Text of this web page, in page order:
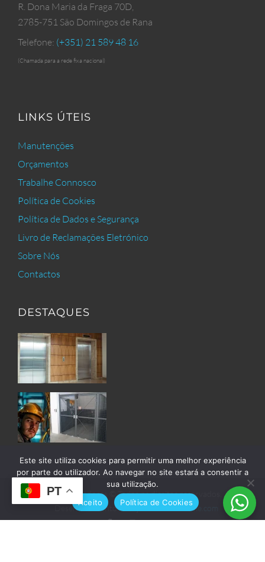
R. Dona Maria da Fraga 70D,
2785-751 São Domingos de Rana
Telefone: (+351) 21 589 48 16
(Chamada para a rede fixa nacional)
LINKS ÚTEIS
Manutenções
Orçamentos
Trabalhe Connosco
Política de Cookies
Política de Dados e Segurança
Livro de Reclamações Eletrónico
Sobre Nós
Contactos
DESTAQUES
Ascensilis Elevadores © Todos os direitos reservados. |
Desenvolvimento e Alojamento:Teunome.com
PT
Este site utiliza cookies para permitir uma melhor experiência
por parte do utilizador. Ao navegar no site estará a consentir a
sua utilização.
Aceito
Política de Cookies